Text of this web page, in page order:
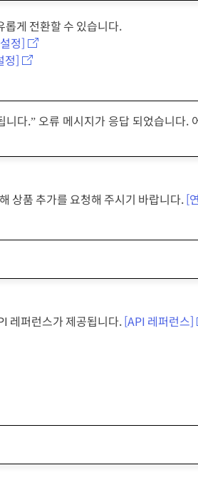
롭게 전환할 수 있습니다.
정]
정]
다.” 오류 메시지가 응답 되었습니다.
상품 추가를 요청해 주시기 바랍니다.[
레퍼런스가 제공됩니다.[API 레퍼런스]